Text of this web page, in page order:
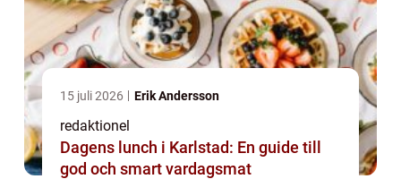
15 juli 2026 Erik Andersson
redaktionel
Dagens lunch i Karlstad: En guide till
god och smart vardagsmat